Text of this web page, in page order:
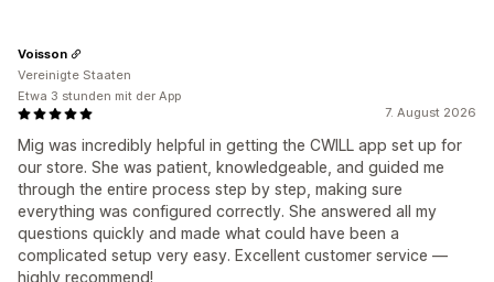
7. August 2026
Mig was incredibly helpful in getting the CWILL app set up for
our store. She was patient, knowledgeable, and guided me
through the entire process step by step, making sure
everything was configured correctly. She answered all my
questions quickly and made what could have been a
complicated setup very easy. Excellent customer service —
highly recommend!
Voisson
Vereinigte Staaten
Etwa 3 stunden mit der App